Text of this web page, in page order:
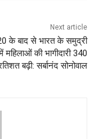
Next article
के बाद से भारत के समुद्री
महिलाओं की भागीदारी 340
बढ़ी: सर्बानंद सोनोवाल